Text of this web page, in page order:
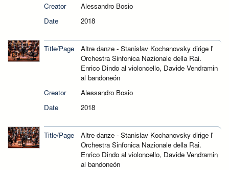
Creator
Alessandro Bosio
Date
2018
Title/Page
Altre danze - Stanislav Kochanovsky dirige l'
Orchestra Sinfonica Nazionale della Rai.
Enrico Dindo al violoncello, Davide Vendramin
al bandoneón
Creator
Alessandro Bosio
Date
2018
Title/Page
Altre danze - Stanislav Kochanovsky dirige l'
Orchestra Sinfonica Nazionale della Rai.
Enrico Dindo al violoncello, Davide Vendramin
al bandoneón